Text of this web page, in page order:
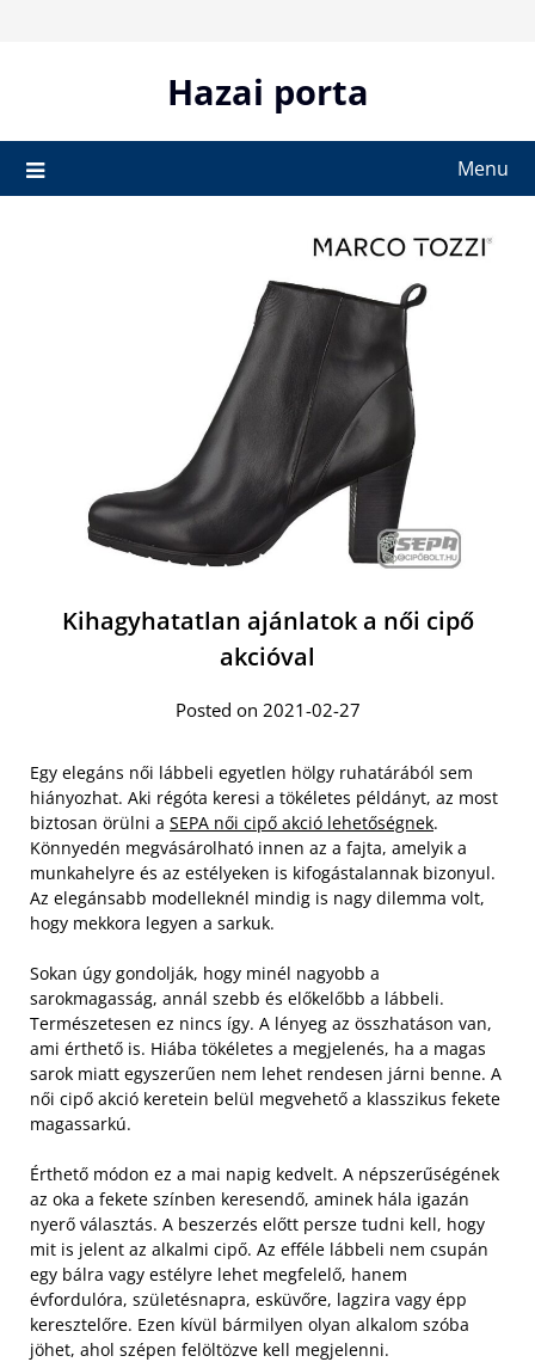
Hazai porta
Menu
Kihagyhatatlan ajánlatok a női cipő
akcióval
Posted on 2021-02-27
Egy elegáns női lábbeli egyetlen hölgy ruhatárából sem
hiányozhat. Aki régóta keresi a tökéletes példányt, az most
biztosan örülni a SEPA női cipő akció lehetőségnek.
Könnyedén megvásárolható innen az a fajta, amelyik a
munkahelyre és az estélyeken is kifogástalannak bizonyul.
Az elegánsabb modelleknél mindig is nagy dilemma volt,
hogy mekkora legyen a sarkuk.
Sokan úgy gondolják, hogy minél nagyobb a
sarokmagasság, annál szebb és előkelőbb a lábbeli.
Természetesen ez nincs így. A lényeg az összhatáson van,
ami érthető is. Hiába tökéletes a megjelenés, ha a magas
sarok miatt egyszerűen nem lehet rendesen járni benne. A
női cipő akció keretein belül megvehető a klasszikus fekete
magassarkú.
Érthető módon ez a mai napig kedvelt. A népszerűségének
az oka a fekete színben keresendő, aminek hála igazán
nyerő választás. A beszerzés előtt persze tudni kell, hogy
mit is jelent az alkalmi cipő. Az efféle lábbeli nem csupán
egy bálra vagy estélyre lehet megfelelő, hanem
évfordulóra, születésnapra, esküvőre, lagzira vagy épp
keresztelőre. Ezen kívül bármilyen olyan alkalom szóba
jöhet, ahol szépen felöltözve kell megjelenni.